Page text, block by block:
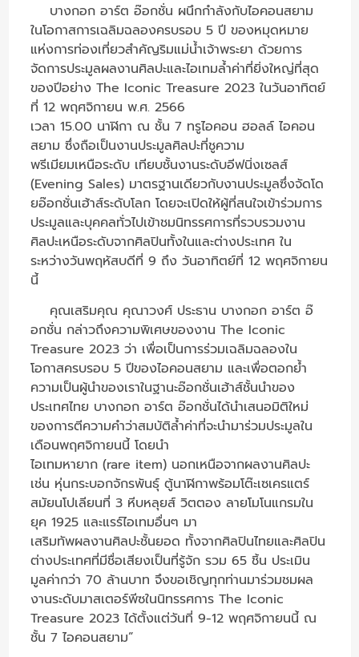
บางกอก อาร์ต อ๊อกชั่น ผนึกกำลังกับไอคอนสยาม
ในโอกาสการเฉลิมฉลองครบรอบ 5 ปี ของหมุดหมาย
แห่งการท่องเที่ยวสำคัญริมแม่น้ำเจ้าพระยา ด้วยการ
จัดการประมูลผลงานศิลปะและไอเทมล้ำค่าที่ยิ่งใหญ่ที่สุด
ของปีอย่าง The Iconic Treasure 2023 ในวันอาทิตย์
ที่ 12 พฤศจิกายน พ.ศ. 2566
เวลา 15.00 นาฬิกา ณ ชั้น 7 ทรูไอคอน ฮอลล์ ไอคอน
สยาม ซึ่งถือเป็นงานประมูลศิลปะที่ชูความ
พรีเมียมเหนือระดับ เทียบชั้นงานระดับอีฟนิ่งเซลส์
(Evening Sales) มาตรฐานเดียวกับงานประมูลซึ่งจัดโด
ยอ๊อกชั่นเฮ้าส์ระดับโลก โดยจะเปิดให้ผู้ที่สนใจเข้าร่วมการ
ประมูลและบุคคลทั่วไปเข้าชมนิทรรศการที่รวบรวมงาน
ศิลปะเหนือระดับจากศิลปินทั้งในและต่างประเทศ ใน
ระหว่างวันพฤหัสบดีที่ 9 ถึง วันอาทิตย์ที่ 12 พฤศจิกายน
นี้
คุณเสริมคุณ คุณาวงศ์ ประธาน บางกอก อาร์ต อ๊
อกชั่น กล่าวถึงความพิเศษของงาน The Iconic
Treasure 2023 ว่า เพื่อเป็นการร่วมเฉลิมฉลองใน
โอกาสครบรอบ 5 ปีของไอคอนสยาม และเพื่อตอกย้ำ
ความเป็นผู้นำของเราในฐานะอ๊อกชั่นเฮ้าส์ชั้นนำของ
ประเทศไทย บางกอก อาร์ต อ๊อกชั่นได้นำเสนอมิติใหม่
ของการตีความคำว่าสมบัติล้ำค่าที่จะนำมาร่วมประมูลใน
เดือนพฤศจิกายนนี้ โดยนำ
ไอเทมหายาก (rare item) นอกเหนือจากผลงานศิลปะ
เช่น หุ่นกระบอกจักรพันธุ์ ตู้นาฬิกาพร้อมโต๊ะเซเครแตร์
สมัยนโปเลียนที่ 3 หีบหลุยส์ วิตตอง ลายโมโนแกรมใน
ยุค 1925 และแรร์ไอเทมอื่นๆ มา
เสริมทัพผลงานศิลปะชั้นยอด ทั้งจากศิลปินไทยและศิลปิน
ต่างประเทศที่มีชื่อเสียงเป็นที่รู้จัก รวม 65 ชิ้น ประเมิน
มูลค่ากว่า 70 ล้านบาท จึงขอเชิญทุกท่านมาร่วมชมผล
งานระดับมาสเตอร์พีซในนิทรรศการ The Iconic
Treasure 2023 ได้ตั้งแต่วันที่ 9-12 พฤศจิกายนนี้ ณ
ชั้น 7 ไอคอนสยาม”